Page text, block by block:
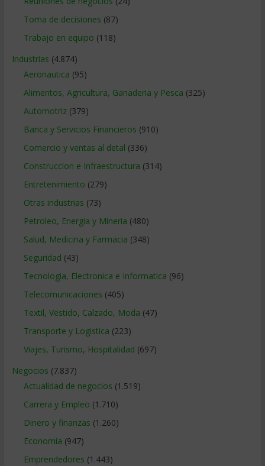
Toma de decisiones (87)
Trabajo en equipo (118)
Industrias (4.874)
Aeronautica (95)
Alimentos, Agricultura, Ganaderia y Pesca (325)
Automotriz(379)
Banca y Servicios Financieros (910)
Comercio y ventas al detal (336)
Construccion e Infraestructura (314)
Entretenimiento (279)
Otras industrias (73)
Petroleo, Energia y Mineria (480)
Salud, Medicina y Farmacia (348)
Seguridad (43)
Tecnologia, Electronica e Informatica (96)
Telecomunicaciones (405)
Textil, Vestido, Calzado, Moda (47)
Transporte y Logistica (223)
Viajes, Turismo, Hospitalidad (697)
Negocios (7.837)
Actualidad de negocios (1.519)
Carrera y Empleo (1.710)
Dinero y finanzas (1.260)
Economía (947)
Emprendedores (1.443)